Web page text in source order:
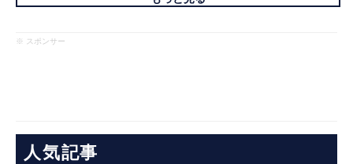
※ スポンサー
人気記事